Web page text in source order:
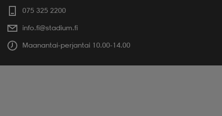
075 325 2200
info.fi@stadium.fi
Maanantai-perjantai 10.00-14.00